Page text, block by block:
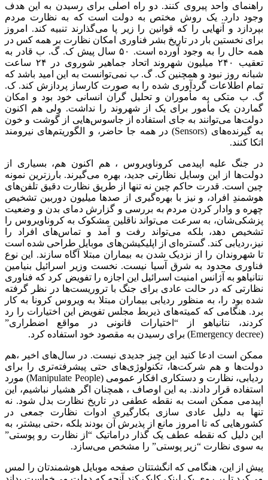
راهنمای واحد پیروی کنند. دو راه اصلی برای رسیدن به این هدف
وجود دارد. یک روش مختص به دولت است که به نظارت مردم
بپردازد و آنهایی را که قوانین را زیر پا می‌گذارند تنبیه کند. امروز
برای نخستین بار در تاریخ بشر فناوری امکان نظارت بر همه کس در
همه حال را به وجود آورده است. ۵۰ سال پیش ک. گ. ب قادر به
تعقیب ۲۴۰ میلیون شهروند اتحاد جماهیر شوروی در ۲۴ ساعت
شبانه روز نبود و همچنین ک. گ. ب نمی‌توانست به این امید باشد که
تمام اطلاعات گردآوری شده را به صورت کارساز پردازش کند. ک.
گ. ب متکی به مأموران و تحلیل گران انسانی خود بود و امکان
گماردن یک مأمور برای یک از شهروند را نداشت. ولی هم اکنون
دولت‌ها می‌توانند به جای استفاده از جاسوس‌هایی از گوشت و خون
به گیرنده‌های (Sensors) در همه جا حاضر، و الگوریتم‌های نیرومند
اتکا کنند.
در جنگ علیه اپیدمی کروناویروس ، هم اکنون هم، بسیاری از
دولت‌ها از این وسایل نظارتی جدید، بهره می‌گیرند. بارزترین نمونه
چین است. قدرت حاکم چین نه تنها از طریق نظارت دقیق تلفن‌های
هوشمندِ افراد، و نیز با بهره‌گیری از صدها میلیون دوربین تشخیص
چهره و وادار کردن مردم به بررسی و گزارش دمای بدن و وضعیت
پزشکی‌شان، به سرعت می‌تواند ناقلین مشکوک به کروناویروس را
تشخیص دهد، بلکه می‌تواند رفت و آمد و تماس‌های افراد را
نیز،ردیابی کند. گستره‌ای از اپلیکیشن‌های موبایل طراحی شده است
تا شهروندان را از نزدیک شدن به بیماران مبتلا آگاه سازند. این نوع
فناوری محدود به شرق آسیا نیست. نخست وزیر اسرائیل بنیامین
نتانیاهو به آژانس امنیت اسرائیل این اجازه را تفویض کرد که فناوری
نظارتی که در حالت عادی برای جنگ با تروریست‌ها در نظر گرفته
شده بود را، به منظور ردیابی بیماران مبتلا به ویروس کرونا به کار
برد. هنگامی که کمیته‌های ذیربط مجلس تفویض این اختیارات را رد
کردند، نتانیاهو از “اختیارات قانونی در مواقع اضطراری”
(Emergency decree) برای رسیدن به مقصود خود استفاده کرد.
ممکن است ادعا کنید این چیز جدیدی نیست. در سال‌های اخیر ،هم
دولت‌ها و هم شرکت‌ها، تکنولوژی‌های حتی پیشرفته‌تری را برای
ردیابی، نظارت و دستکاری افکار عمومی (Manipulate People) مورد
استفاده قرار دادند. به این اوصاف ، همچنان اگر هشیار نباشیم، این
اپیدمی ممکن است به نقطه عطفی در تاریخ نظارت بدل شود. نه
تنها به دلیل عادی سازی بکارگیری ادوات نظارت جمعی در
کشورهایی که تا امروز مانع از پذیرش آن بودند بلکه ،حتی بیشتر، به
این دلیل که نقطه عطف یک گذار دراماتیک “از نظارت رو پوستی”
به سوی نظارت “زیر پوستی” را مشخص می‌سازد.
پیش از این، هنگامی که انگشتتان صفحه موبایل هوشمندتان را لمس